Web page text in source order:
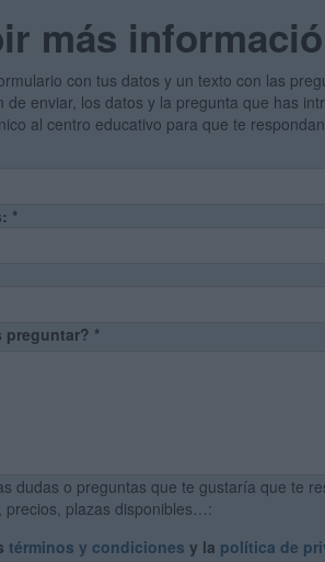
más
con tus datos y un texto con las
de enviar, los datos y la pregunta que has
al centro educativo para que te
*
preguntar? *
dudas o preguntas que te gustaría que te
precios, plazas disponibles…:
términos y condiciones y la política de